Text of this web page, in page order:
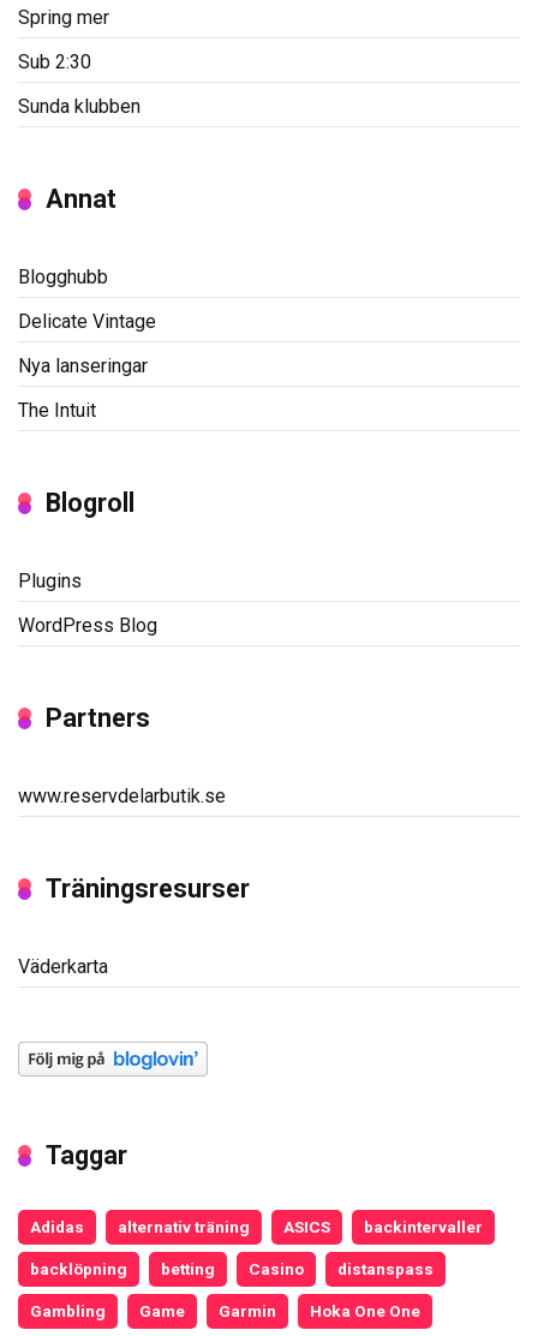
Spring mer
Sub 2:30
Sunda klubben
Annat
Blogghubb
Delicate Vintage
Nya lanseringar
The Intuit
Blogroll
Plugins
WordPress Blog
Partners
www.reservdelarbutik.se
Träningsresurser
Väderkarta
Taggar
Adidas alternativ träning ASICS backintervaller
backlöpning betting Casino distanspass
Gambling Game Garmin Hoka One One